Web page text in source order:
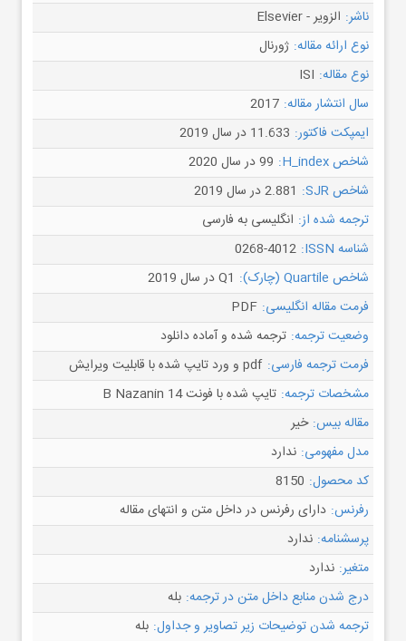
ناشر: الزویر - Elsevier
نوع ارائه مقاله: ژورنال
نوع مقاله: ISI
سال انتشار مقاله: 2017
ایمپکت فاکتور: 11.633 در سال 2019
شاخص H_index:
99 در سال 2020
شاخص SJR:
2.881 در سال 2019
ترجمه شده از: انگلیسی به فارسی
شناسه ISSN:
0268-4012
شاخص Quartile (چارک):
Q1 در سال 2019
فرمت مقاله انگلیسی: PDF
وضعیت ترجمه: ترجمه شده و آماده دانلود
فرمت ترجمه فارسی: pdf و ورد تایپ شده با قابلیت ویرایش
مشخصات ترجمه: تایپ شده با فونت B Nazanin 14
مقاله بیس: خیر
مدل مفهومی: ندارد
کد محصول: 8150
رفرنس: دارای رفرنس در داخل متن و انتهای مقاله
پرسشنامه: ندارد
متغیر: ندارد
درج شدن منابع داخل متن در ترجمه: بله
ترجمه شدن توضیحات زیر تصاویر و جداول: بله